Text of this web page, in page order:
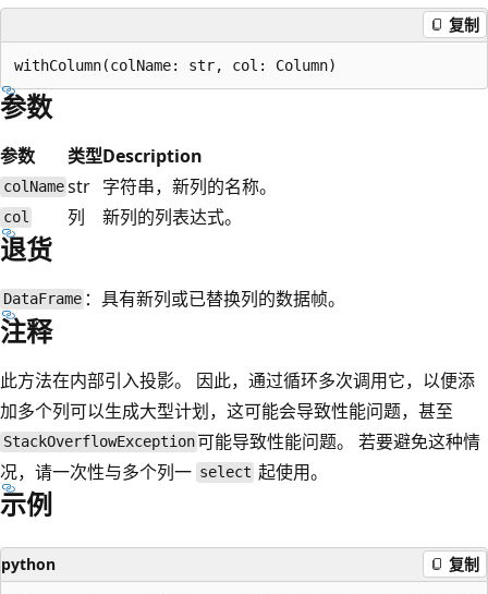
复制
参数
参数 类型Description
colName str 字符串，新列的名称。
col 列 新列的列表达式。
退货
DataFrame ：具有新列或已替换列的数据帧。
注释
此方法在内部引入投影。 因此，通过循环多次调用它，以便添
加多个列可以生成大型计划，这可能会导致性能问题，甚至
StackOverflowException可能导致性能问题。 若要避免这种情
况，请一次性与多个列一 select 起使用。
示例
python 复制